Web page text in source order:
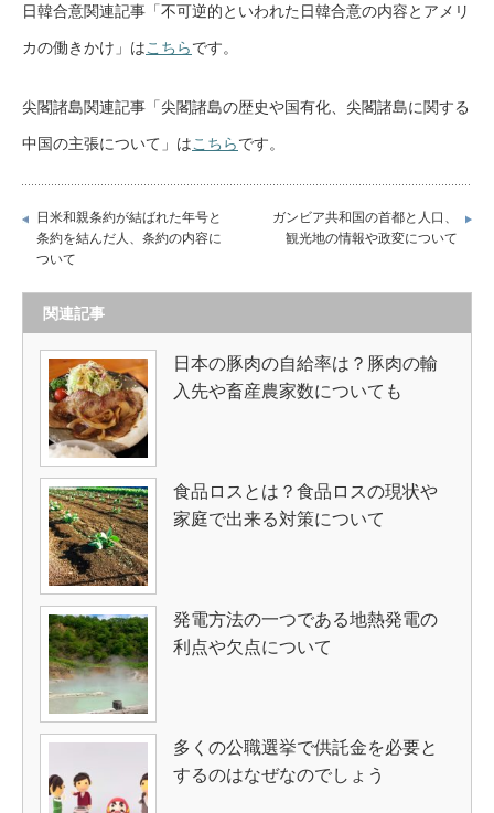
日韓合意関連記事「不可逆的といわれた日韓合意の内容とアメリ
カの働きかけ」はこちらです。
尖閣諸島関連記事「尖閣諸島の歴史や国有化、尖閣諸島に関する
中国の主張について」はこちらです。
日米和親条約が結ばれた年号と
条約を結んだ人、条約の内容に
ついて
ガンビア共和国の首都と人口、
観光地の情報や政変について
関連記事
日本の豚肉の自給率は？豚肉の輸
入先や畜産農家数についても
食品ロスとは？食品ロスの現状や
家庭で出来る対策について
発電方法の一つである地熱発電の
利点や欠点について
多くの公職選挙で供託金を必要と
するのはなぜなのでしょう